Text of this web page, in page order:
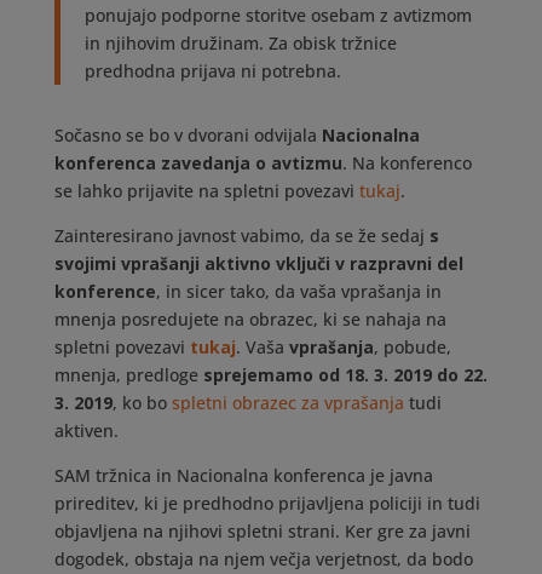
ponujajo podporne storitve osebam z avtizmom
in njihovim družinam. Za obisk tržnice
predhodna prijava ni potrebna.
Sočasno se bo v dvorani odvijala Nacionalna
konferenca zavedanja o avtizmu. Na konferenco
se lahko prijavite na spletni povezavi tukaj.
Zainteresirano javnost vabimo, da se že sedaj s
svojimi vprašanji aktivno vključi v razpravni del
konference, in sicer tako, da vaša vprašanja in
mnenja posredujete na obrazec, ki se nahaja na
spletni povezavi tukaj. Vaša vprašanja, pobude,
mnenja, predloge sprejemamo od 18. 3. 2019 do 22.
3. 2019, ko bo spletni obrazec za vprašanja tudi
aktiven.
SAM tržnica in Nacionalna konferenca je javna
prireditev, ki je predhodno prijavljena policiji in tudi
objavljena na njihovi spletni strani. Ker gre za javni
dogodek, obstaja na njem večja verjetnost, da bodo